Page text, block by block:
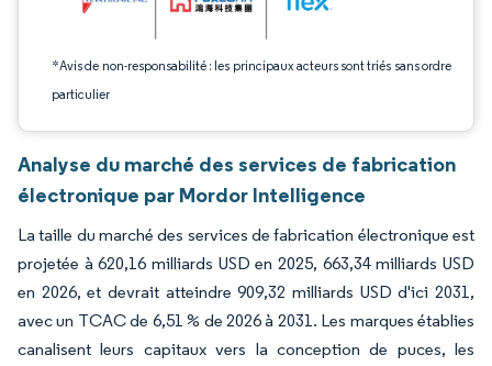
*Avis de non-responsabilité : les principaux acteurs sont triés sans ordre
particulier
Analyse du marché des services de fabrication
électronique par Mordor Intelligence
La taille du marché des services de fabrication électronique est
projetée à 620,16 milliards USD en 2025, 663,34 milliards USD
en 2026, et devrait atteindre 909,32 milliards USD d'ici 2031,
avec un TCAC de 6,51 % de 2026 à 2031. Les marques établies
canalisent leurs capitaux vers la conception de puces, les